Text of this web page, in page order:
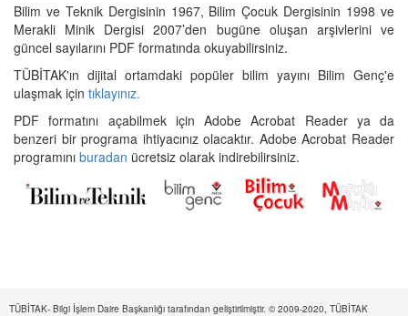
Bilim ve Teknik Dergisinin 1967, Bilim Çocuk Dergisinin 1998 ve
Merakli Minik Dergisi 2007’den bugüne oluşan arşivlerini ve
güncel sayılarını PDF formatında okuyabilirsiniz.
TÜBİTAK'ın dijital ortamdaki popüler bilim yayını Bilim Genç'e
ulaşmak için tıklayınız.
PDF formatını açabilmek için Adobe Acrobat Reader ya da
benzeri bir programa ihtiyacınız olacaktır. Adobe Acrobat Reader
programını buradan ücretsiz olarak indirebilirsiniz.
TÜBİTAK- Bilgi İşlem Daire Başkanlığı tarafından geliştirilmiştir. © 2009-2020, TÜBİTAK